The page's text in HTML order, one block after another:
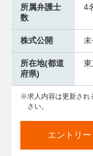
所属弁護士
数
4
株式公開 未
所在地(都道
府県)
求人内容は更新され
さい。
エントリー